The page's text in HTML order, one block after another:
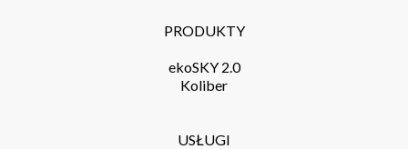
PRODUKTY
ekoSKY 2.0
Koliber
USŁUGI